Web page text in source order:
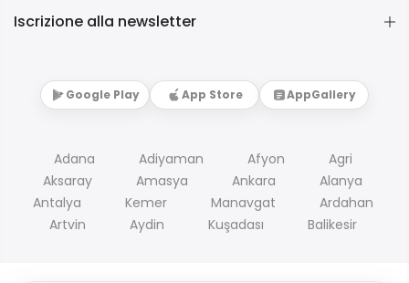
Iscrizione alla newsletter
Google Play App Store AppGallery
Adana Adiyaman Afyon
Agri
Aksaray
Amasya Ankara
Alanya
Antalya
Kemer Manavgat
Ardahan
Artvin
Aydin Kuşadası Balikesir